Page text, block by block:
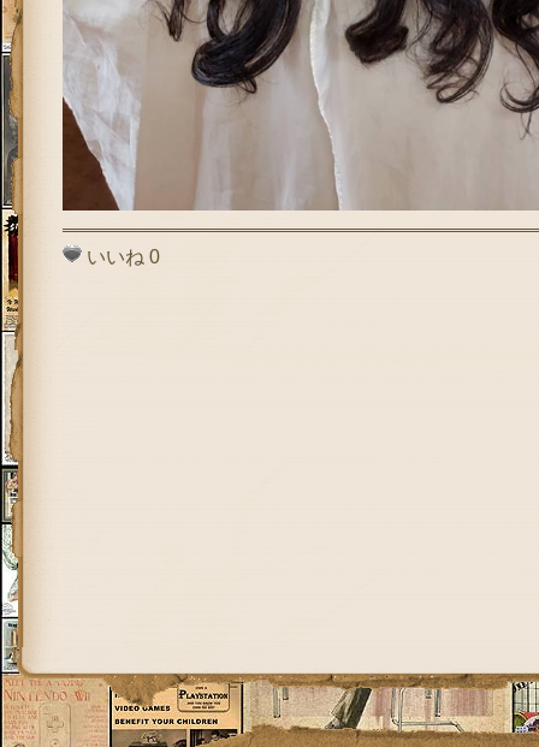
いいね 0